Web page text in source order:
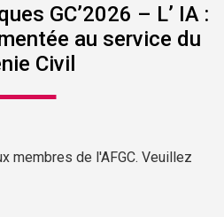
GC’2026 – L’ IA :
au service du
Civil
membres de l'AFGC. Veuillez